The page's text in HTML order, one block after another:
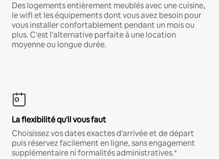
Des logements entièrement meublés avec une cuisine,
le wifi et les équipements dont vous avez besoin pour
vous installer confortablement pendant un mois ou
plus. C'est l'alternative parfaite à une location
moyenne ou longue durée.
La flexibilité qu'il vous faut
Choisissez vos dates exactes d'arrivée et de départ
puis réservez facilement en ligne, sans engagement
supplémentaire ni formalités administratives.*